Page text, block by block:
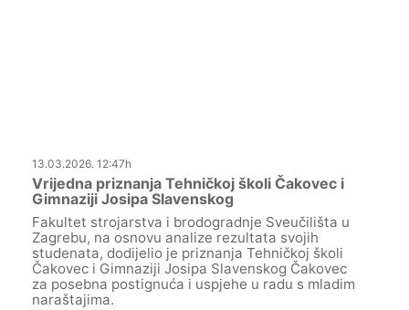
13.03.2026. 12:47h
Vrijedna priznanja Tehničkoj školi Čakovec i
Gimnaziji Josipa Slavenskog
Fakultet strojarstva i brodogradnje Sveučilišta u
Zagrebu, na osnovu analize rezultata svojih
studenata, dodijelio je priznanja Tehničkoj školi
Čakovec i Gimnaziji Josipa Slavenskog Čakovec
za posebna postignuća i uspjehe u radu s mladim
naraštajima.